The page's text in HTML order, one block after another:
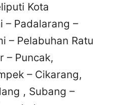
Kota
– Padalarang –
– Pelabuhan Ratu
– Puncak,
– Cikarang,
, Subang –